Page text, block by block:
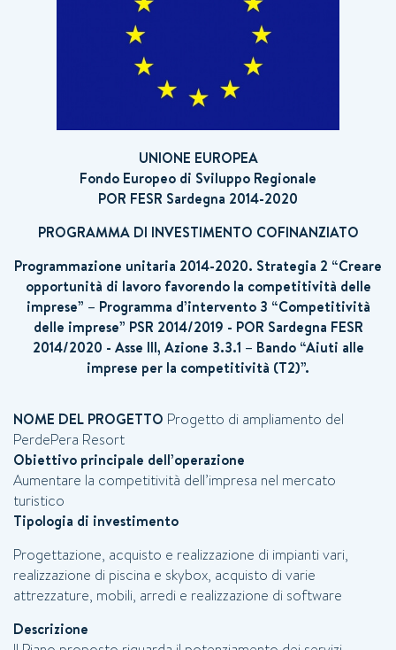
TARIFFA
UNIONE EUROPEA
Fondo Europeo di Sviluppo Regionale
POR FESR Sardegna 2014-2020
PROGRAMMA DI INVESTIMENTO COFINANZIATO
Programmazione unitaria 2014-2020. Strategia 2 “Creare
opportunità di lavoro favorendo la competitività delle
imprese” – Programma d’intervento 3 “Competitività
delle imprese” PSR 2014/2019 - POR Sardegna FESR
2014/2020 - Asse III, Azione 3.3.1 – Bando “Aiuti alle
imprese per la competitività (T2)”.
NOME DEL PROGETTO Progetto di ampliamento del
PerdePera Resort
Obiettivo principale dell’operazione
Aumentare la competitività dell’impresa nel mercato
turistico
Tipologia di investimento
Progettazione, acquisto e realizzazione di impianti vari,
realizzazione di piscina e skybox, acquisto di varie
attrezzature, mobili, arredi e realizzazione di software
Descrizione